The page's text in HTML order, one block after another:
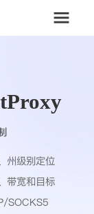
州级别定位
带宽和目标
SOCKS5